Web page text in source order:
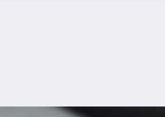
離婚 条件 別居